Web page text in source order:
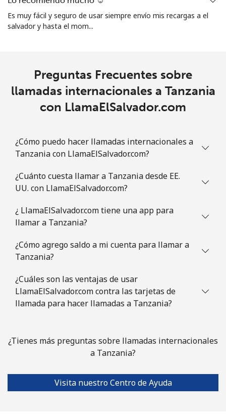
Tuvalu
country
Es muy fácil y seguro de usar siempre envío mis recargas a el
salvador y hasta el mom...
Preguntas Frecuentes sobre
llamadas internacionales a Tanzania
con LlamaElSalvador.com
¿Cómo puedo hacer llamadas internacionales a
Tanzania con LlamaElSalvador.com?
¿Cuánto cuesta llamar a Tanzania desde EE.
UU. con LlamaElSalvador.com?
¿ LlamaElSalvador.com tiene una app para
llamar a Tanzania?
¿Cómo agrego saldo a mi cuenta para llamar a
Tanzania?
¿Cuáles son las ventajas de usar
LlamaElSalvador.com contra las tarjetas de
llamada para hacer llamadas a Tanzania?
¿Tienes más preguntas sobre llamadas internacionales
a Tanzania?
Visita nuestro Centro de Ayuda